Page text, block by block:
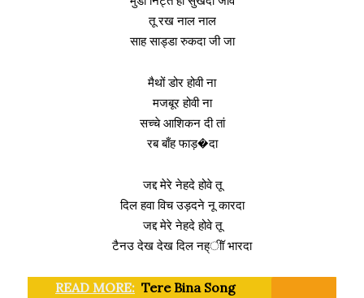
तू रख नाल नाल
साह साड्डा रुकदा जी जा
मैथों डोर होवी ना
मजबूर होवी ना
सच्चे आशिकन दी तां
रब बाँह फाड़�दा
जद्द मेरे नेहदे होवे तू
दिल हवा विच उड़दने नू कारदा
जद्द मेरे नेहदे होवे तू
टैनउ देख देख दिल नह्ीॉ भारदा
READ MORE: Tere Bina Song